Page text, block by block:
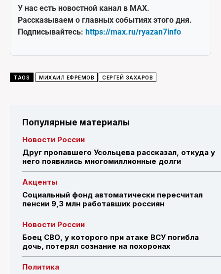
У нас есть новостной канал в MAX.
Рассказываем о главных событиях этого дня.
Подписывайтесь: https://max.ru/ryazan7info
TAGS МИХАИЛ ЕФРЕМОВ СЕРГЕЙ ЗАХАРОВ
Популярные материалы
Новости России
Друг пропавшего Усольцева рассказал, откуда у
него появились многомиллионные долги
Акценты
Социальный фонд автоматически пересчитал
пенсии 9,3 млн работавших россиян
Новости России
Боец СВО, у которого при атаке ВСУ погибла
дочь, потерял сознание на похоронах
Политика